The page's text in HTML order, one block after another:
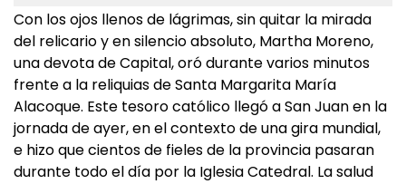
Con los ojos llenos de lágrimas, sin quitar la mirada
del relicario y en silencio absoluto, Martha Moreno,
una devota de Capital, oró durante varios minutos
frente a la reliquias de Santa Margarita María
Alacoque. Este tesoro católico llegó a San Juan en la
jornada de ayer, en el contexto de una gira mundial,
e hizo que cientos de fieles de la provincia pasaran
durante todo el día por la Iglesia Catedral. La salud